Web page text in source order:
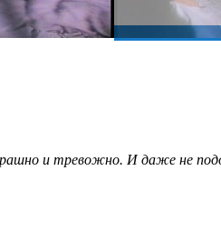
и тревожно. И даже не